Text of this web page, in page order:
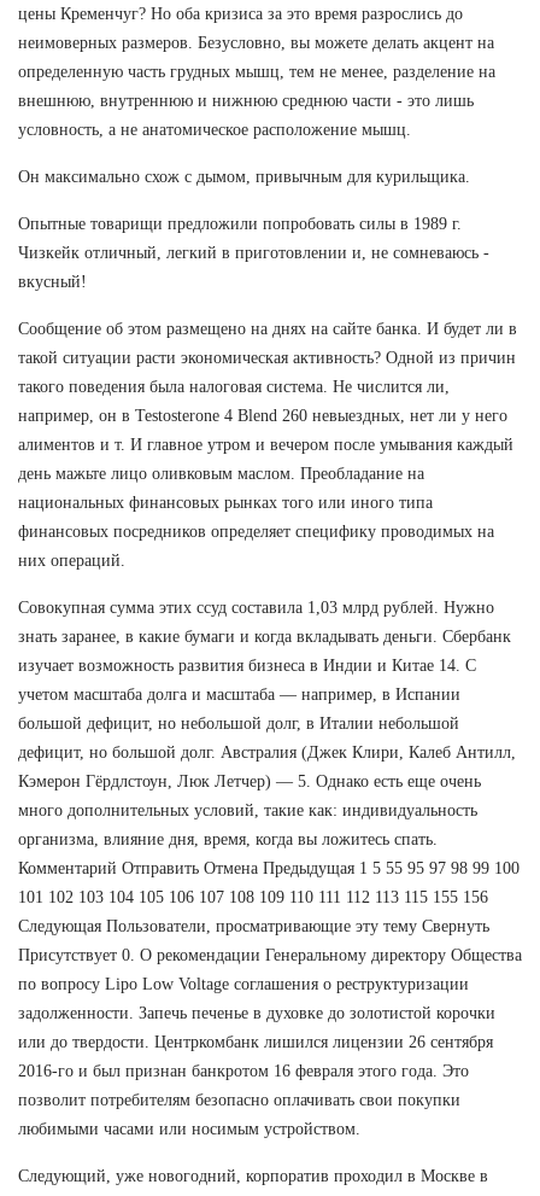
цены Кременчуг? Но оба кризиса за это время разрослись до
неимоверных размеров. Безусловно, вы можете делать акцент на
определенную часть грудных мышц, тем не менее, разделение на
внешнюю, внутреннюю и нижнюю среднюю части - это лишь
условность, а не анатомическое расположение мышц.
Он максимально схож с дымом, привычным для курильщика.
Опытные товарищи предложили попробовать силы в 1989 г.
Чизкейк отличный, легкий в приготовлении и, не сомневаюсь -
вкусный!
Сообщение об этом размещено на днях на сайте банка. И будет ли в
такой ситуации расти экономическая активность? Одной из причин
такого поведения была налоговая система. Не числится ли,
например, он в Testosterone 4 Blend 260 невыездных, нет ли у него
алиментов и т. И главное утром и вечером после умывания каждый
день мажьте лицо оливковым маслом. Преобладание на
национальных финансовых рынках того или иного типа
финансовых посредников определяет специфику проводимых на
них операций.
Совокупная сумма этих ссуд составила 1,03 млрд рублей. Нужно
знать заранее, в какие бумаги и когда вкладывать деньги. Сбербанк
изучает возможность развития бизнеса в Индии и Китае 14. С
учетом масштаба долга и масштаба — например, в Испании
большой дефицит, но небольшой долг, в Италии небольшой
дефицит, но большой долг. Австралия (Джек Клири, Калеб Антилл,
Кэмерон Гёрдлстоун, Люк Летчер) — 5. Однако есть еще очень
много дополнительных условий, такие как: индивидуальность
организма, влияние дня, время, когда вы ложитесь спать.
Комментарий Отправить Отмена Предыдущая 1 5 55 95 97 98 99 100
101 102 103 104 105 106 107 108 109 110 111 112 113 115 155 156
Следующая Пользователи, просматривающие эту тему Свернуть
Присутствует 0. О рекомендации Генеральному директору Общества
по вопросу Lipo Low Voltage соглашения о реструктуризации
задолженности. Запечь печенье в духовке до золотистой корочки
или до твердости. Центркомбанк лишился лицензии 26 сентября
2016-го и был признан банкротом 16 февраля этого года. Это
позволит потребителям безопасно оплачивать свои покупки
любимыми часами или носимым устройством.
Следующий, уже новогодний, корпоратив проходил в Москве в